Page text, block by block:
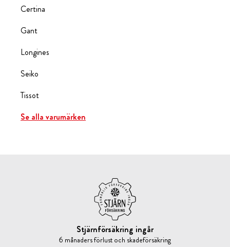
Certina
Gant
Longines
Seiko
Tissot
Se alla varumärken
Stjärnförsäkring ingår
6 månaders förlust och skadeförsäkring